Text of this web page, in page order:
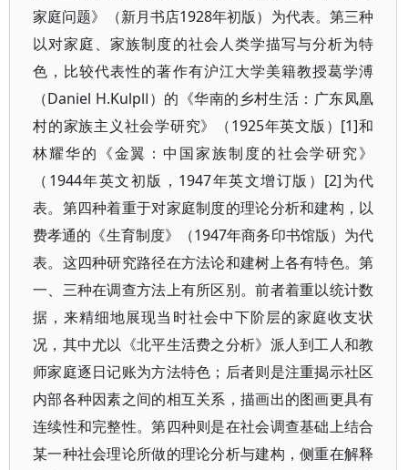
家庭问题》（新月书店1928年初版）为代表。第三种
以对家庭、家族制度的社会人类学描写与分析为特
色，比较代表性的著作有沪江大学美籍教授葛学溥
（Daniel H.KulpⅡ）的《华南的乡村生活：广东凤凰
村的家族主义社会学研究》（1925年英文版）[1]和
林耀华的《金翼：中国家族制度的社会学研究》
（1944年英文初版，1947年英文增订版）[2]为代
表。第四种着重于对家庭制度的理论分析和建构，以
费孝通的《生育制度》（1947年商务印书馆版）为代
表。这四种研究路径在方法论和建树上各有特色。第
一、三种在调查方法上有所区别。前者着重以统计数
据，来精细地展现当时社会中下阶层的家庭收支状
况，其中尤以《北平生活费之分析》派人到工人和教
师家庭逐日记账为方法特色；后者则是注重揭示社区
内部各种因素之间的相互关系，描画出的图画更具有
连续性和完整性。第四种则是在社会调查基础上结合
某一种社会理论所做的理论分析与建构，侧重在解释